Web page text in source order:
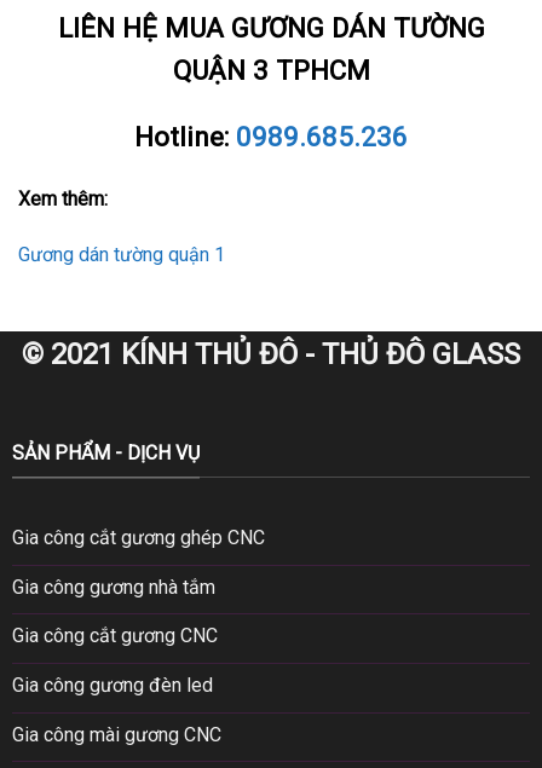
LIÊN HỆ MUA GƯƠNG DÁN TƯỜNG
QUẬN 3 TPHCM
Hotline: 0989.685.236
Xem thêm:
Gương dán tường quận 1
© 2021 KÍNH THỦ ĐÔ - THỦ ĐÔ GLASS
SẢN PHẨM - DỊCH VỤ
Gia công cắt gương ghép CNC
Gia công gương nhà tắm
Gia công cắt gương CNC
Gia công gương đèn led
Gia công mài gương CNC